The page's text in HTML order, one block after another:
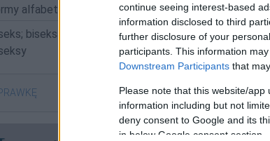
continue seeing interest-based
information disclosed to third
further disclosure of your
participants. This information
Downstream Participants that
Please note that this website/
information including but not
deny consent to Google and its
in below Google consent section.
alfabetycznie:
biseksa; biseksach; biseksami; biseksem;